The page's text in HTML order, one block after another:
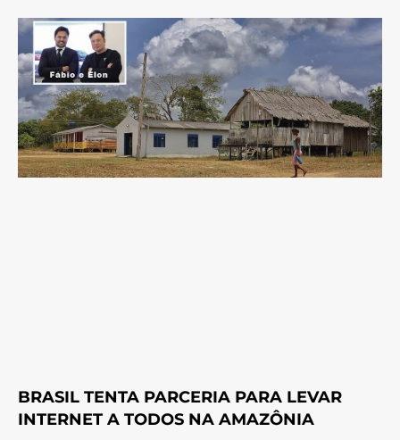
BRASIL TENTA PARCERIA PARA LEVAR
INTERNET A TODOS NA AMAZÔNIA